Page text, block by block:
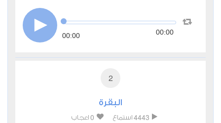
00:00 00:00
2
البقرة
4443 استماع 0 اعجاب